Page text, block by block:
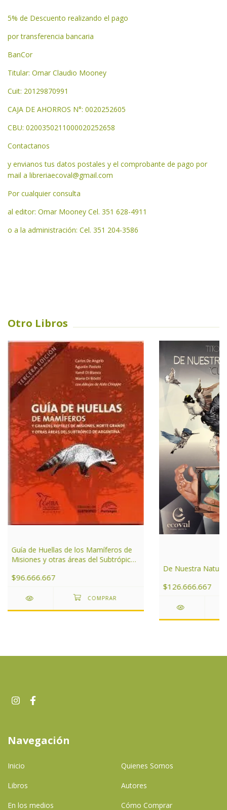
5% de Descuento realizando el pago
por transferencia bancaria
BanCor
Titular: Omar Claudio Mooney
Cuit: 20129870991
CAJA DE AHORROS N°: 0020252605
CBU: 0200350211000020252658
Contactanos
y envianos tus datos postales y el comprobante de pago por
mail a libreriaecoval@gmail.com
Por cualquier consulta
al editor: Omar Mooney Cel. 351 628-4911
o a la administración: Cel. 351 204-3586
Otro Libros
Guía de Huellas de los Mamíferos de
Misiones y otras áreas del Subtrópico
$96.666.667
De Nuestra
$126.666.667
Navegación
Inicio Quienes Somos
Libros Autores
En los medios Cómo Comprar